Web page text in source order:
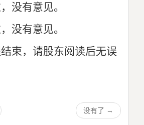
没有意见。
没有意见。
束，请股东阅读后无误
没有了 →